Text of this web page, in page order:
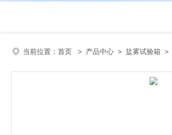
当前位置： 首页 > 产品中心 > 盐雾试验箱 >